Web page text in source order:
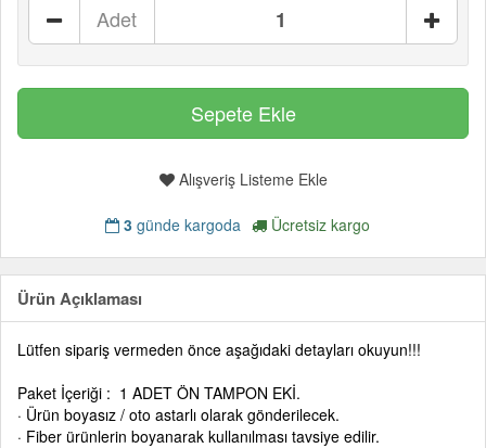
Adet
Alışveriş Listeme Ekle
3 günde kargoda Ücretsiz kargo
Ürün Açıklaması
Lütfen sipariş vermeden önce aşağıdaki detayları okuyun!!!
Paket İçeriği : 1 ADET ÖN TAMPON EKİ.
· Ürün boyasız / oto astarlı olarak gönderilecek.
· Fiber ürünlerin boyanarak kullanılması tavsiye edilir.